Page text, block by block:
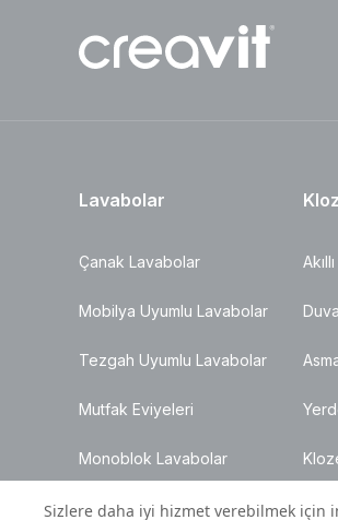
Lavabolar
Çanak Lavabolar
Mobilya Uyumlu Lavabolar
Tezgah Uyumlu Lavabolar
Mutfak Eviyeleri
Monoblok Lavabolar